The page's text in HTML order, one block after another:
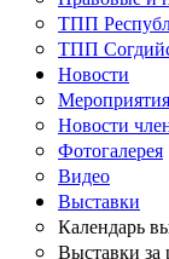
ТПП
ТПП
Новости
Мероприятия
Новости
Фотогалерея
Видео
Выставки
Календарь
Выставки за